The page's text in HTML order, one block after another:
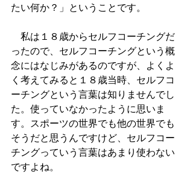
たい何か？」ということです。
私は１８歳からセルフコーチングだ
ったので、セルフコーチングという概
念にはなじみがあるのですが、よくよ
く考えてみると１８歳当時、セルフコ
ーチングという言葉は知りませんでし
た。使っていなかったように思いま
す。スポーツの世界でも他の世界でも
そうだと思うんですけど、セルフコー
チングっていう言葉はあまり使わない
ですよね。